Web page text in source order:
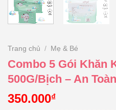
Trang chủ / Mẹ & Bé
Combo 5 Gói Khăn
500G/Bịch – An
350.000₫